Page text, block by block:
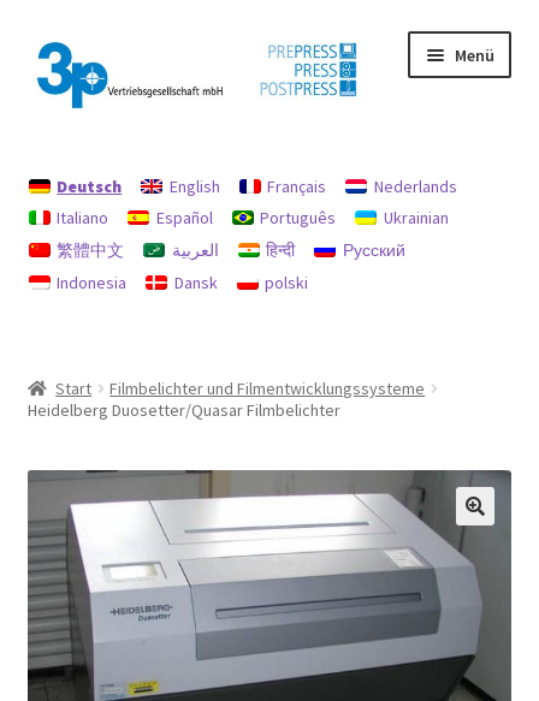
Zur
Navigation
springen
Zum
Inhalt
springen
Menü
Datenschutz
Gebrauchtmaschinen
Deutsch English Français
Nederlands
Italiano
Español Português
Ukrainian
繁體中文
العربية हिन्दी
Русский
Indonesia
Dansk polski
Start
Filmbelichter und Filmentwicklungssysteme
Heidelberg Duosetter/Quasar Filmbelichter